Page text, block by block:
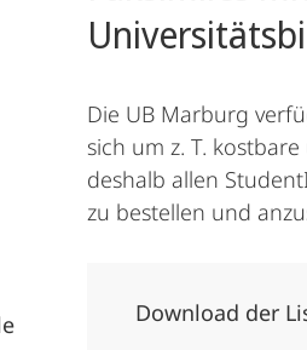
Die UB Marburg
sich um z. T.
deshalb allen
zu bestellen und
Download der